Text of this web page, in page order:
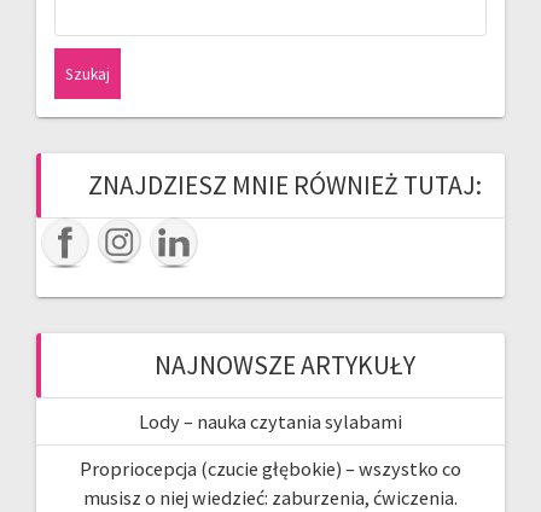
ZNAJDZIESZ MNIE RÓWNIEŻ TUTAJ:
NAJNOWSZE ARTYKUŁY
Lody – nauka czytania sylabami
Propriocepcja (czucie głębokie) – wszystko co
musisz o niej wiedzieć: zaburzenia, ćwiczenia.